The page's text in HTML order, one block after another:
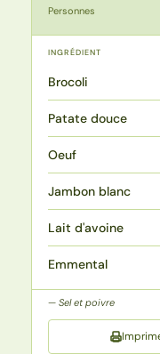
Personnes
INGRÉDIENT
Brocoli
Patate douce
Oeuf
Jambon blanc
Lait d'avoine
Emmental
Sel et poivre